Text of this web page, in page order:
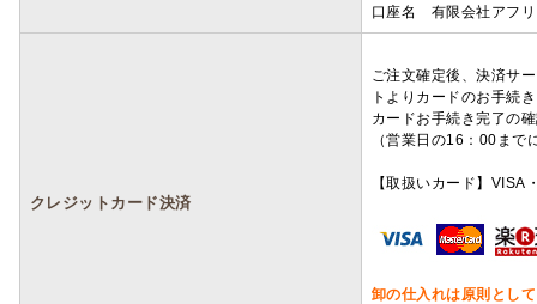
口座名 有限会社アフ
クレジットカード決済
ご注文確定後、決済サ
トよりカードのお手続
カードお手続き完了の
（営業日の16：00ま
【取扱いカード】
卸の仕入れは原則とし